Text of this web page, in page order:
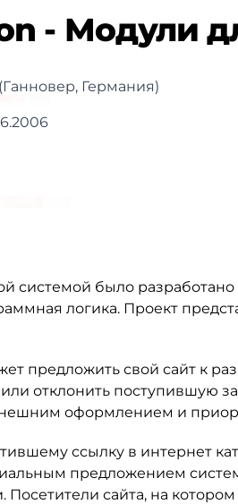
- Модули
Германия)
системой было
логика. Проект
предложить свой сайт к
отклонить поступившую
оформлением и
ссылку в интернет
предложением
сайта, на